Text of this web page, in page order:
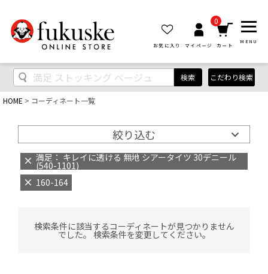
お気に入り マイページ
0
カート
MENU
検索 こだわり検索
HOME コーディネート一覧
絞り込む
満足： キレイに透ける 無地 シアータイツ 30デニール
(540-1101)
160-164
検索条件に該当するコーディネートが見つかりません
でした。 検索条件を変更してください。